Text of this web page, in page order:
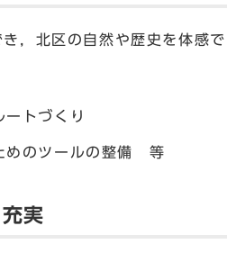
，北区の自然や歴史を体感で
ートづくり
めのツールの整備 等
実